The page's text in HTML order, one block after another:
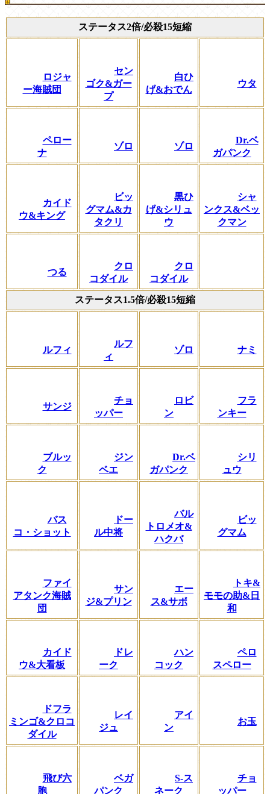
ステータス2倍/必殺15短縮
ロジャ
ー海賊団
セン
ゴク&ガー
プ
白ひ
げ&おでん
ウタ
ペロー
ナ
ゾロ ゾロ
Dr.ベ
ガパンク
カイド
ウ&キング
ビッ
グマム&カ
タクリ
黒ひ
げ&シリュ
ウ
シャ
ンクス&ベッ
クマン
つる
クロ
コダイル
クロ
コダイル
ステータス1.5倍/必殺15短縮
ルフィ
ルフ
ィ
ゾロ ナミ
サンジ
チョ
ッパー
ロビ
ン
フラ
ンキー
ブルッ
ク
ジン
ベエ
Dr.ベ
ガパンク
シリ
ュウ
バス
コ・ショット
ドー
ル中将
バル
トロメオ&
ハクバ
ビッ
グマム
ファイ
アタンク海賊
団
サン
ジ&プリン
エー
ス&サボ
トキ&
モモの助&日
和
カイド
ウ&大看板
ドレ
ーク
ハン
コック
ペロ
スペロー
ドフラ
ミンゴ&クロコ
ダイル
レイ
ジュ
アイ
ン
お玉
飛び六
胞
ベガ
パンク
S-ス
ネーク
チョ
ッパー